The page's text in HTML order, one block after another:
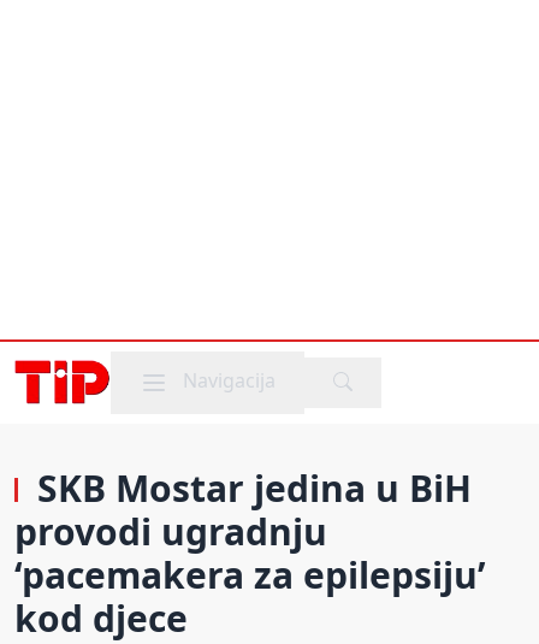
Mobile menu
Navigacija
SKB Mostar jedina u BiH
provodi ugradnju
‘pacemakera za epilepsiju’
kod djece